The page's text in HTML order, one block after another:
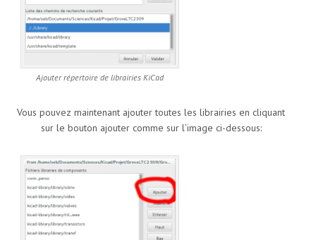
Ajouter répertoire de librairies KiCad
Vous pouvez maintenant ajouter toutes les librairies en cliquant
sur le bouton ajouter comme sur l’image ci-dessous: